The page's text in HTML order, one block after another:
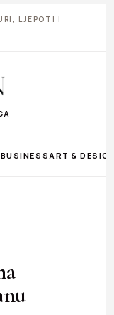
LJEPOTI I
BUSINESS ART &